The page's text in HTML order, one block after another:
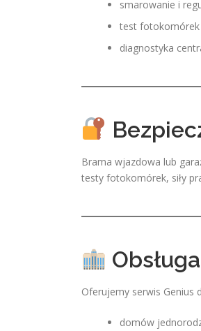
smarowanie i
test
diagnostyka
Brama wjazdowa lub
testy fotokomórek, siły
Oferujemy serwis Genius
domów